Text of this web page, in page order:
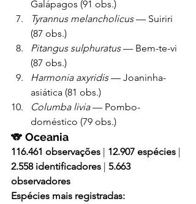
Galápagos (91 obs.)
Tyrannus melancholicus — Suiriri
(87 obs.)
Pitangus sulphuratus — Bem-te-vi
(87 obs.)
Harmonia axyridis — Joaninha-
asiática (81 obs.)
Columba livia — Pombo-
doméstico (79 obs.)
🐨 Oceania
116.461 observações | 12.907 espécies |
2.558 identificadores | 5.663
observadores
Espécies mais registradas: